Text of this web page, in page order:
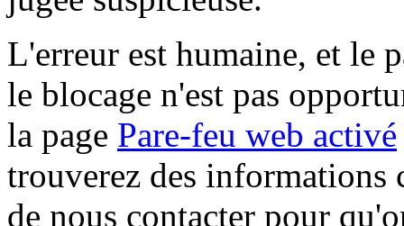
L'erreur est humaine, et le
le blocage n'est pas
la page Pare-feu web activé
trouverez des informations
de nous contacter pour